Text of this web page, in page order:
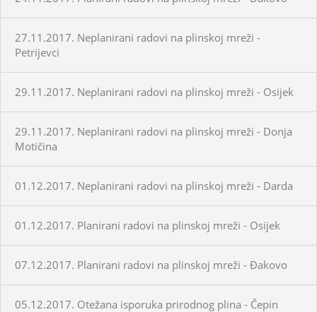
27.11.2017. Neplanirani radovi na plinskoj mreži -
Petrijevci
29.11.2017. Neplanirani radovi na plinskoj mreži - Osijek
29.11.2017. Neplanirani radovi na plinskoj mreži - Donja
Motičina
01.12.2017. Neplanirani radovi na plinskoj mreži - Darda
01.12.2017. Planirani radovi na plinskoj mreži - Osijek
07.12.2017. Planirani radovi na plinskoj mreži - Đakovo
05.12.2017. Otežana isporuka prirodnog plina - Čepin